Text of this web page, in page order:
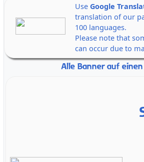
Use Google
translation of our
100 languages.
Please note that
can occur due to
Alle Banner auf